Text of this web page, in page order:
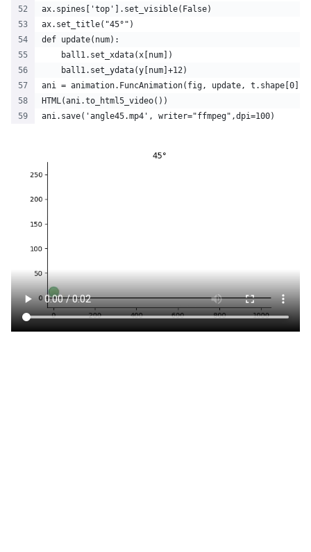
ax.spines['top'].set_visible(False)
ax.set_title("45°")
def update(num):
    ball1.set_xdata(x[num])
    ball1.set_ydata(y[num]+12)
ani = animation.FuncAnimation(fig, update, t.shape[0],
HTML(ani.to_html5_video())
ani.save('angle45.mp4', writer="ffmpeg",dpi=100)